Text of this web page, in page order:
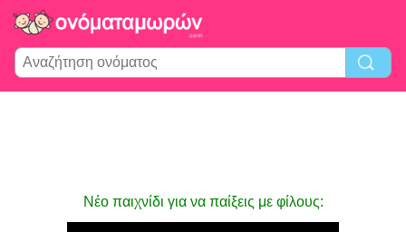
Νέο παιχνίδι για να παίξεις με φίλους: